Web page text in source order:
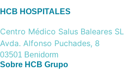
HCB HOSPITALES
Centro Médico Salus Baleares SL
Avda. Alfonso Puchades, 8
03501 Benidorm
Sobre HCB Grupo